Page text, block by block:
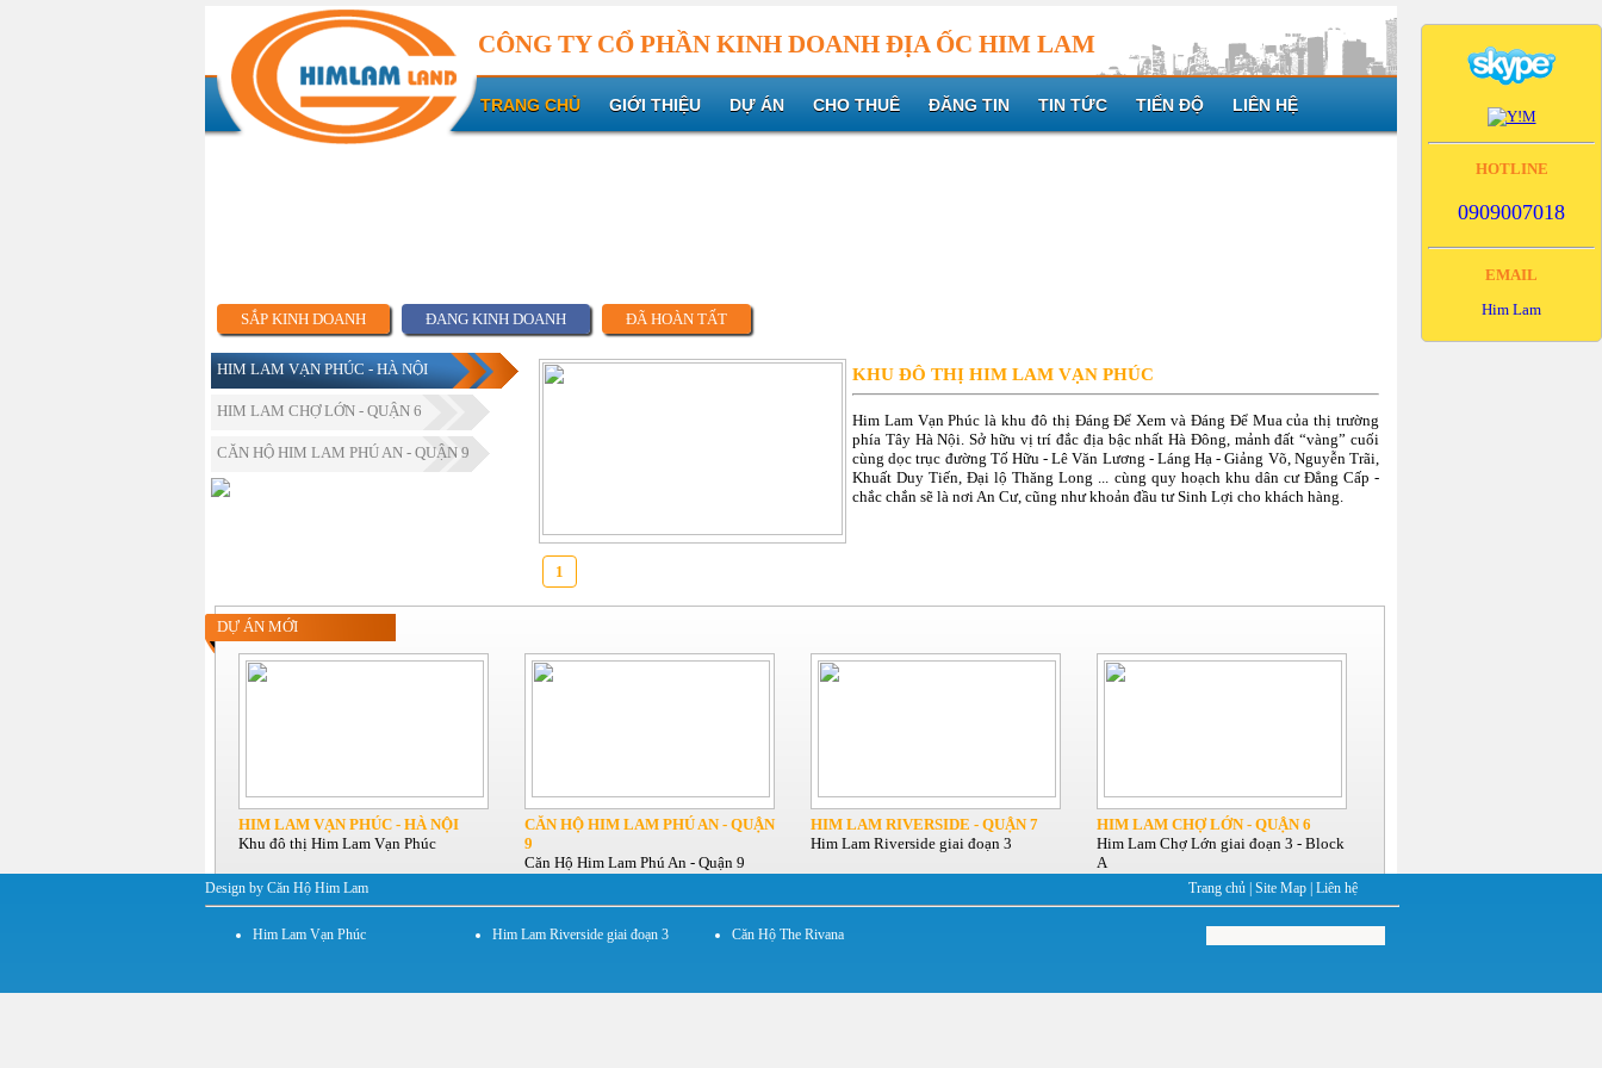
CÔNG TY CỔ PHẦN KINH DOANH ĐỊA ỐC HIM LAM
TRANG CHỦ GIỚI THIỆU DỰ ÁN CHO THUÊ ĐĂNG TIN TIN TỨC TIẾN ĐỘ LIÊN HỆ
SẮP KINH DOANH ĐANG KINH DOANH ĐÃ HOÀN TẤT
HIM LAM VẠN PHÚC - HÀ NỘI
HIM LAM CHỢ LỚN - QUẬN 6
CĂN HỘ HIM LAM PHÚ AN - QUẬN 9
KHU ĐÔ THỊ HIM LAM VẠN PHÚC
Him Lam Vạn Phúc là khu đô thị Đáng Để Xem và Đáng Để Mua của thị trường
phía Tây Hà Nội. Sở hữu vị trí đắc địa bậc nhất Hà Đông, mảnh đất “vàng” cuối
cùng dọc trục đường Tố Hữu - Lê Văn Lương - Láng Hạ - Giảng Võ, Nguyễn Trãi,
Khuất Duy Tiến, Đại lộ Thăng Long ... cùng quy hoạch khu dân cư Đẳng Cấp -
chắc chắn sẽ là nơi An Cư, cũng như khoản đầu tư Sinh Lợi cho khách hàng.
1
DỰ ÁN MỚI
HIM LAM VẠN PHÚC - HÀ NỘI
Khu đô thị Him Lam Vạn Phúc
CĂN HỘ HIM LAM PHÚ AN - QUẬN
9
Căn Hộ Him Lam Phú An - Quận 9
HIM LAM RIVERSIDE - QUẬN 7
Him Lam Riverside giai đoạn 3
HIM LAM CHỢ LỚN - QUẬN 6
Him Lam Chợ Lớn giai đoạn 3 - Block
A
HOTLINE
0909007018
EMAIL
Him Lam
Design by Căn Hộ Him Lam Trang chủ Site Map Liên hệ
Him Lam Vạn Phúc Him Lam Riverside giai đoạn 3 Căn Hộ The Rivana